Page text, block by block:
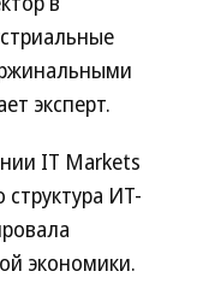
эксперт.
IT Markets
ИТ-
экономики.